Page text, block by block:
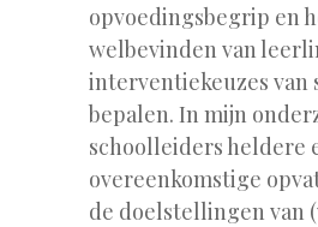
opvoedingsbegrip en
welbevinden van
interventiekeuzes van
bepalen. In mijn
schoolleiders heldere
overeenkomstige
de doelstellingen van